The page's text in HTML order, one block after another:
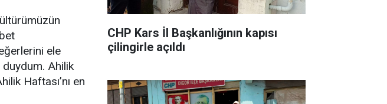
ele
duydum. Ahilik
Haftası’nı en
CHP Kars İl Başkanlığının kapısı
çilingirle açıldı